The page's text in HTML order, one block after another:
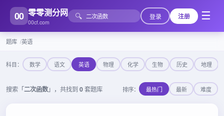
00 零零测分网
00cf.com
🔍 登录 注册 ☰
题库 英语
科目： 数学 语文 英语 物理 化学 生物 历史 地理
搜索「二次函数」，共找到0套题库 排序： 最热门 最新 难度